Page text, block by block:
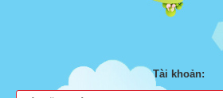
Tài khoản: